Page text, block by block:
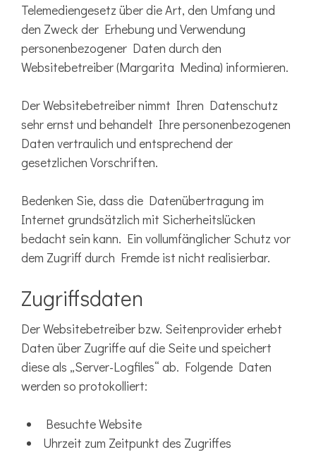
Telemediengesetz über die Art, den Umfang und
den Zweck der Erhebung und Verwendung
personenbezogener Daten durch den
Websitebetreiber (Margarita Medina) informieren.
Der Websitebetreiber nimmt Ihren Datenschutz
sehr ernst und behandelt Ihre personenbezogenen
Daten vertraulich und entsprechend der
gesetzlichen Vorschriften.
Bedenken Sie, dass die Datenübertragung im
Internet grundsätzlich mit Sicherheitslücken
bedacht sein kann. Ein vollumfänglicher Schutz vor
dem Zugriff durch Fremde ist nicht realisierbar.
Zugriffsdaten
Der Websitebetreiber bzw. Seitenprovider erhebt
Daten über Zugriffe auf die Seite und speichert
diese als „Server-Logfiles“ ab. Folgende Daten
werden so protokolliert:
Besuchte Website
Uhrzeit zum Zeitpunkt des Zugriffes